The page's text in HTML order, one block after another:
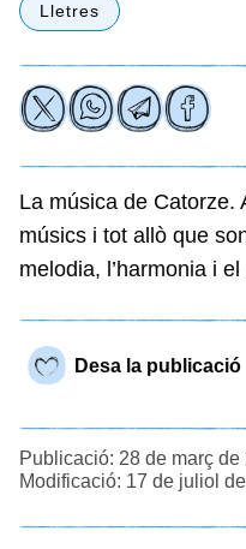
Lletres
La música de Catorze.
músics i tot allò que
melodia, l’harmonia i el
Desa la publicació
Publicació: 28 de març
Modificació: 17 de juliol